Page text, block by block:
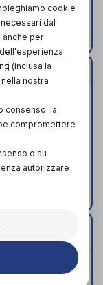
cookie
dal
anche per
(inclusa la
nostra
consenso: la
compromettere
o su
autorizzare